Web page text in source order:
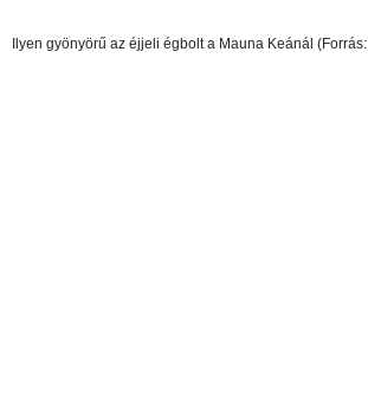
Ilyen gyönyörű az éjjeli égbolt a Mauna Keánál (Forrás: